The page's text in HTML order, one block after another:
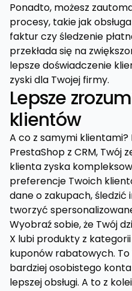
Ponadto, możesz
procesy, takie jak
faktur czy śledzenie
przekłada się na
lepsze doświadczenie
zyski dla Twojej firmy.
Lepsze
klientów
A co z samymi klientami?
PrestaShop z CRM, Twój
klienta zyska
preferencje Twoich
dane o zakupach,
tworzyć
Wyobraź sobie, że Twój
X lubi produkty z
kuponów rabatowych.
bardziej osobistego
lepszej obsługi. A to z